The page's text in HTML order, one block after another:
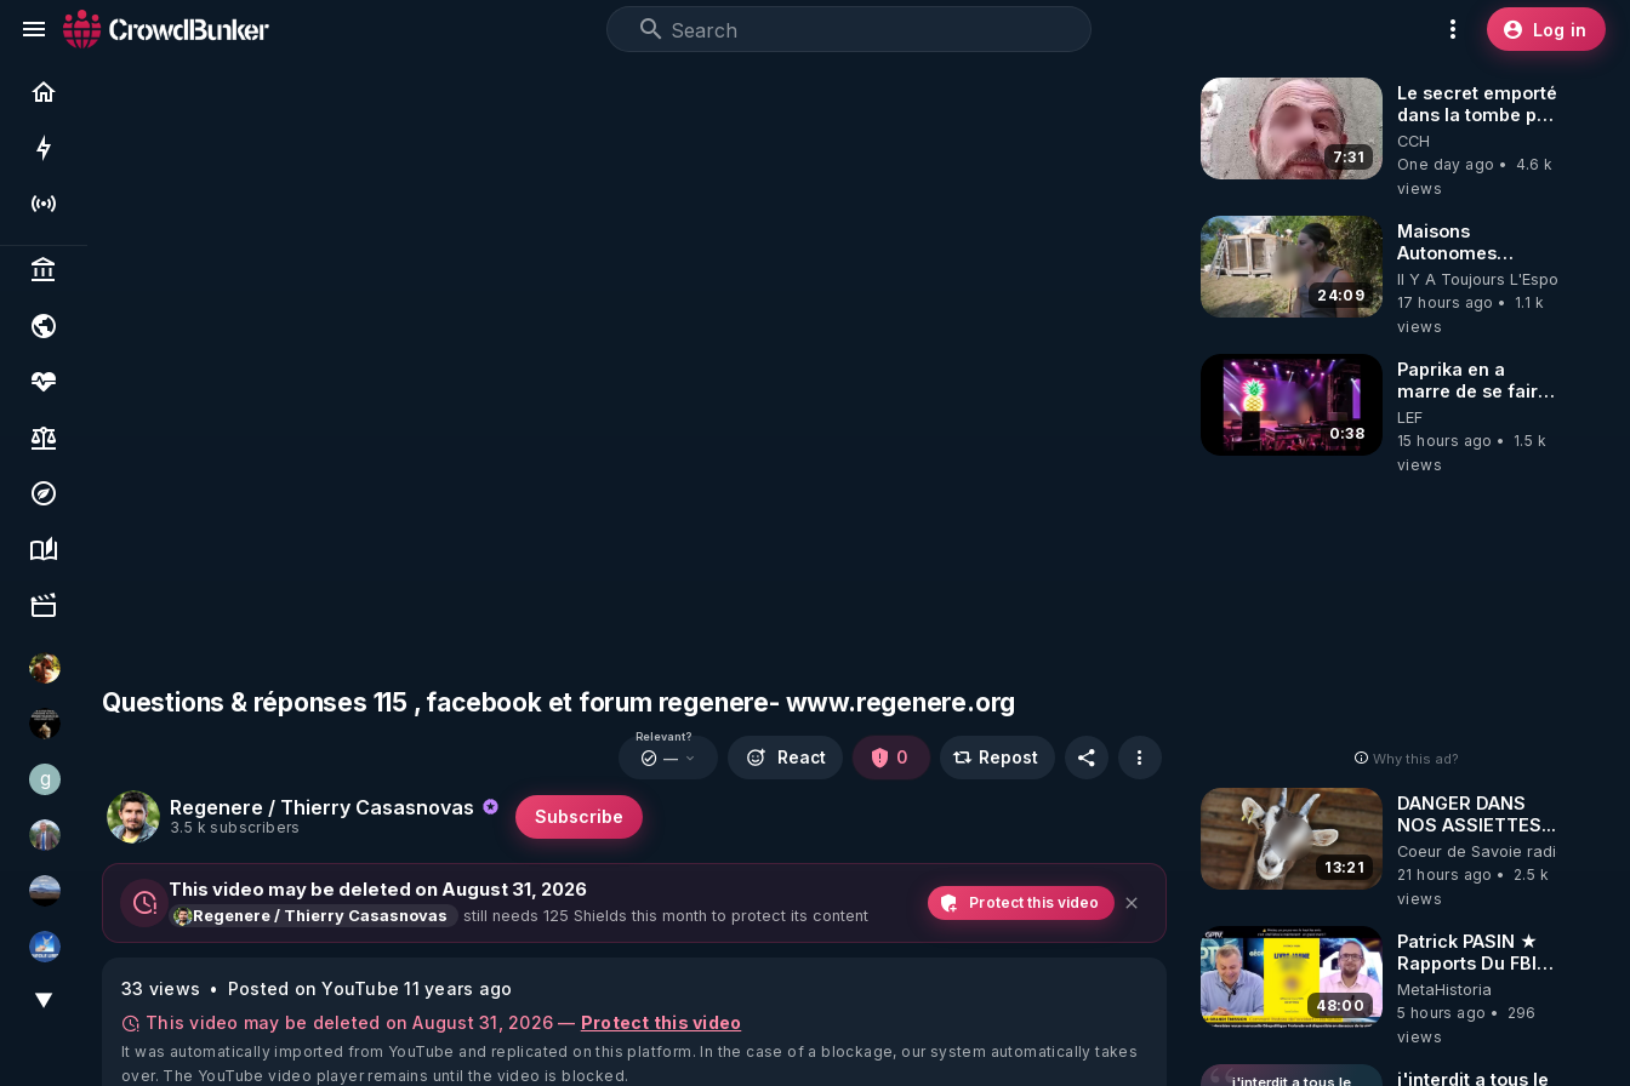
Log in
Live
Politics & institutions
Society, justice & freedoms
Economy, environment & technology
Science, history & spirituality
Culture, media & entertainment
CCH
Infos et vérité
ggilo59
Nicolas BOUVIER
michel lanceur alerte
PAROLE LIBRE
▼
Questions & réponses 115 , facebook et forum regenere- www.regenere.org
Regenere / Thierry Casasnovas
3.5 k subscribers
Subscribe
Relevant?
— React 0 Repost
This video may be deleted on August 31, 2026
Regenere / Thierry Casasnovas still needs 125 Shields this month to protect its content
Protect this video
33 views
Posted on YouTube 11 years ago
This video may be deleted on August 31, 2026 — Protect this video
It was automatically imported from YouTube and replicated on this platform. In the case of a blockage, our system automatically takes
over. The YouTube video player remains until the video is blocked.
7:31
Le secret emporté
dans la tombe par
le Commandant
Cousteau le 25
juin 1997
CCH
One day ago
4.6 k
views
24:09
Maisons
Autonomes
Démontables (et
c'est légal). Visite
éco village en
Il Y A Toujours L'Espoir
17 hours ago
1.1 k
views
0:38
Paprika en a
marre de se faire
interdire de
spectacle. Elle
décide donc de
LEF
15 hours ago
1.5 k
views
Why this ad?
13:21
DANGER DANS
NOS ASSIETTES...
Coeur de Savoie radioweb TV
21 hours ago
2.5 k
views
48:00
Patrick PASIN ★
Rapports Du FBI :
Ce Qu'Ils Disent
De Plus Grave Sur
Hitler
MetaHistoria
5 hours ago
296
views
j'interdit a tous le
j'interdit a tous le